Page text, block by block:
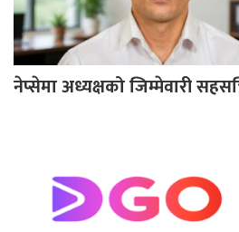
नेप्सेमा अध्यक्षको जिम्मेवारी